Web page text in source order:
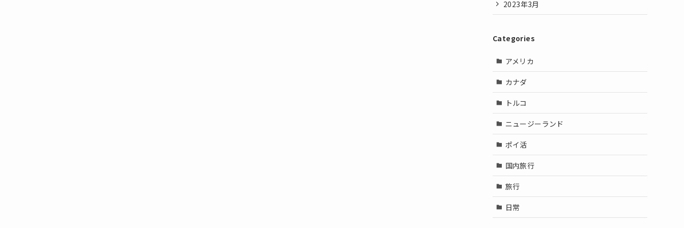
2023年3月
Categories
アメリカ
カナダ
トルコ
ニュージーランド
ポイ活
国内旅行
旅行
日常